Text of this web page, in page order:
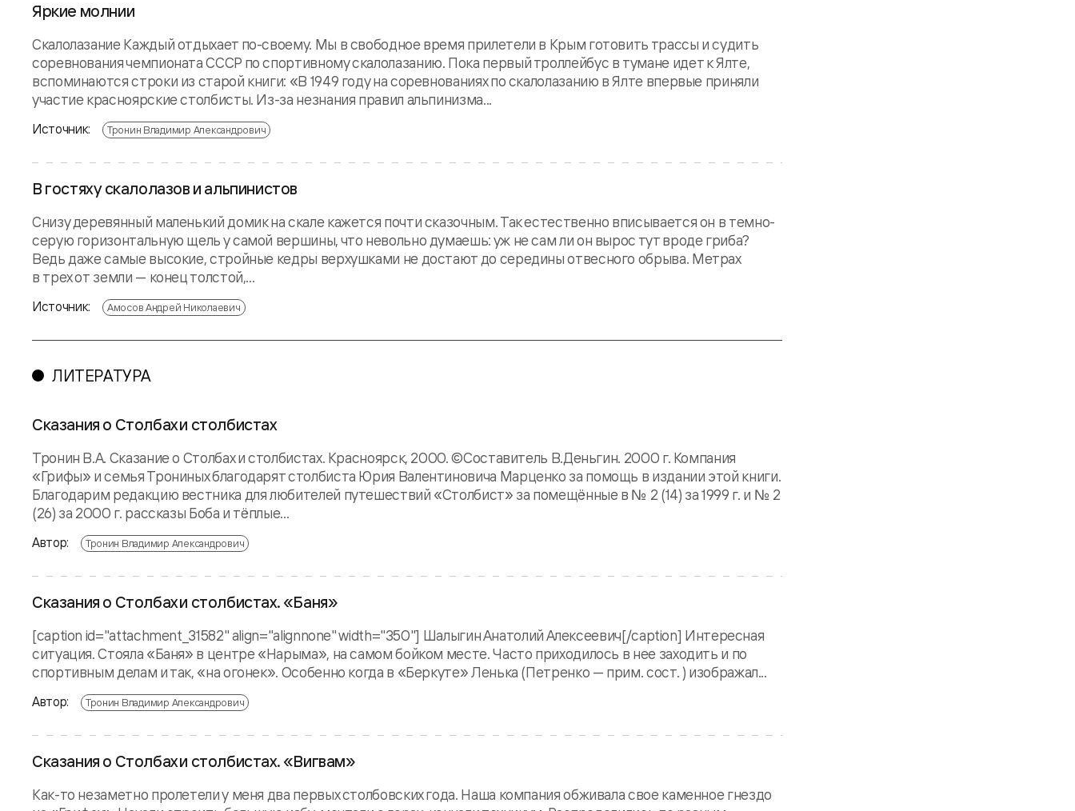
Яркие молнии
Скалолазание Каждый отдыхает по-своему. Мы в свободное время прилетели в Крым готовить трассы и судить
соревнования чемпионата СССР по спортивному скалолазанию. Пока первый троллейбус в тумане идет к Ялте,
вспоминаются строки из старой книги: «В 1949 году на соревнованиях по скалолазанию в Ялте впервые приняли
участие красноярские столбисты. Из-за незнания правил альпинизма...
Источник: Тронин Владимир Александрович
В гостях у скалолазов и альпинистов
Снизу деревянный маленький домик на скале кажется почти сказочным. Так естественно вписывается он в темно-
серую горизонтальную щель у самой вершины, что невольно думаешь: уж не сам ли он вырос тут вроде гриба?
Ведь даже самые высокие, стройные кедры верхушками не достают до середины отвесного обрыва. Метрах
в трех от земли — конец толстой,...
Источник: Амосов Андрей Николаевич
ЛИТЕРАТУРА
Сказания о Столбах и столбистах
Тронин В.А. Сказание о Столбах и столбистах. Красноярск, 2000. ©Составитель В.Деньгин. 2000 г. Компания
«Грифы» и семья Трониных благодарят столбиста Юрия Валентиновича Марценко за помощь в издании этой книги.
Благодарим редакцию вестника для любителей путешествий «Столбист» за помещённые в № 2 (14) за 1999 г. и № 2
(26) за 2000 г. рассказы Боба и тёплые...
Автор: Тронин Владимир Александрович
Сказания о Столбах и столбистах. «Баня»
[caption id="attachment_31582" align="alignnone" width="350"] Шалыгин Анатолий Алексеевич[/caption] Интересная
ситуация. Стояла «Баня» в центре «Нарыма», на самом бойком месте. Часто приходилось в нее заходить и по
спортивным делам и так, «на огонек». Особенно когда в «Беркуте» Ленька (Петренко — прим. сост. ) изображал...
Автор: Тронин Владимир Александрович
Сказания о Столбах и столбистах. «Вигвам»
Как-то незаметно пролетели у меня два первых столбовских года. Наша компания обживала свое каменное гнездо